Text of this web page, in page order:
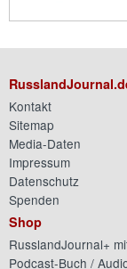
Kontakt
Sitemap
Media-Daten
Impressum
Datenschutz
Spenden
Shop
RusslandJournal+
Podcast-Buch /